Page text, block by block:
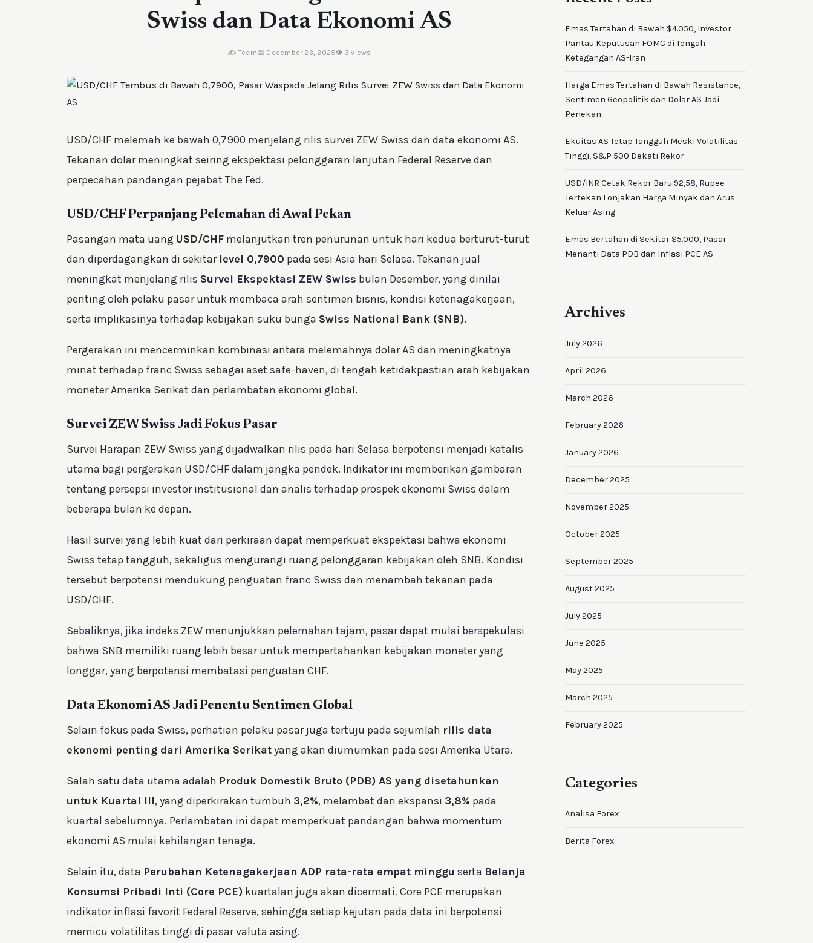
Swiss dan Data Ekonomi AS
✍️ Team📅 December 23, 2025👁 3 views
USD/CHF melemah ke bawah 0,7900 menjelang rilis survei ZEW Swiss dan data ekonomi AS.
Tekanan dolar meningkat seiring ekspektasi pelonggaran lanjutan Federal Reserve dan
perpecahan pandangan pejabat The Fed.
USD/CHF Perpanjang Pelemahan di Awal Pekan
Pasangan mata uang USD/CHF melanjutkan tren penurunan untuk hari kedua berturut-turut
dan diperdagangkan di sekitar level 0,7900 pada sesi Asia hari Selasa. Tekanan jual
meningkat menjelang rilis Survei Ekspektasi ZEW Swiss bulan Desember, yang dinilai
penting oleh pelaku pasar untuk membaca arah sentimen bisnis, kondisi ketenagakerjaan,
serta implikasinya terhadap kebijakan suku bunga Swiss National Bank (SNB).
Pergerakan ini mencerminkan kombinasi antara melemahnya dolar AS dan meningkatnya
minat terhadap franc Swiss sebagai aset safe-haven, di tengah ketidakpastian arah kebijakan
moneter Amerika Serikat dan perlambatan ekonomi global.
Survei ZEW Swiss Jadi Fokus Pasar
Survei Harapan ZEW Swiss yang dijadwalkan rilis pada hari Selasa berpotensi menjadi katalis
utama bagi pergerakan USD/CHF dalam jangka pendek. Indikator ini memberikan gambaran
tentang persepsi investor institusional dan analis terhadap prospek ekonomi Swiss dalam
beberapa bulan ke depan.
Hasil survei yang lebih kuat dari perkiraan dapat memperkuat ekspektasi bahwa ekonomi
Swiss tetap tangguh, sekaligus mengurangi ruang pelonggaran kebijakan oleh SNB. Kondisi
tersebut berpotensi mendukung penguatan franc Swiss dan menambah tekanan pada
USD/CHF.
Sebaliknya, jika indeks ZEW menunjukkan pelemahan tajam, pasar dapat mulai berspekulasi
bahwa SNB memiliki ruang lebih besar untuk mempertahankan kebijakan moneter yang
longgar, yang berpotensi membatasi penguatan CHF.
Data Ekonomi AS Jadi Penentu Sentimen Global
Selain fokus pada Swiss, perhatian pelaku pasar juga tertuju pada sejumlah rilis data
ekonomi penting dari Amerika Serikatyang akan diumumkan pada sesi Amerika Utara.
Salah satu data utama adalah Produk Domestik Bruto (PDB) AS yang disetahunkan
untuk Kuartal III, yang diperkirakan tumbuh 3,2%, melambat dari ekspansi 3,8% pada
kuartal sebelumnya. Perlambatan ini dapat memperkuat pandangan bahwa momentum
ekonomi AS mulai kehilangan tenaga.
Selain itu, data Perubahan Ketenagakerjaan ADP rata-rata empat minggu serta Belanja
Konsumsi Pribadi Inti (Core PCE) kuartalan juga akan dicermati. Core PCE merupakan
indikator inflasi favorit Federal Reserve, sehingga setiap kejutan pada data ini berpotensi
memicu volatilitas tinggi di pasar valuta asing.
Emas Tertahan di Bawah $4.050, Investor
Pantau Keputusan FOMC di Tengah
Ketegangan AS-Iran
Harga Emas Tertahan di Bawah Resistance,
Sentimen Geopolitik dan Dolar AS Jadi
Penekan
Ekuitas AS Tetap Tangguh Meski Volatilitas
Tinggi, S&P 500 Dekati Rekor
USD/INR Cetak Rekor Baru 92,58, Rupee
Tertekan Lonjakan Harga Minyak dan Arus
Keluar Asing
Emas Bertahan di Sekitar $5.000, Pasar
Menanti Data PDB dan Inflasi PCE AS
Archives
July 2026
April 2026
March 2026
February 2026
January 2026
December 2025
November 2025
October 2025
September 2025
August 2025
July 2025
June 2025
May 2025
March 2025
February 2025
Categories
Analisa Forex
Berita Forex